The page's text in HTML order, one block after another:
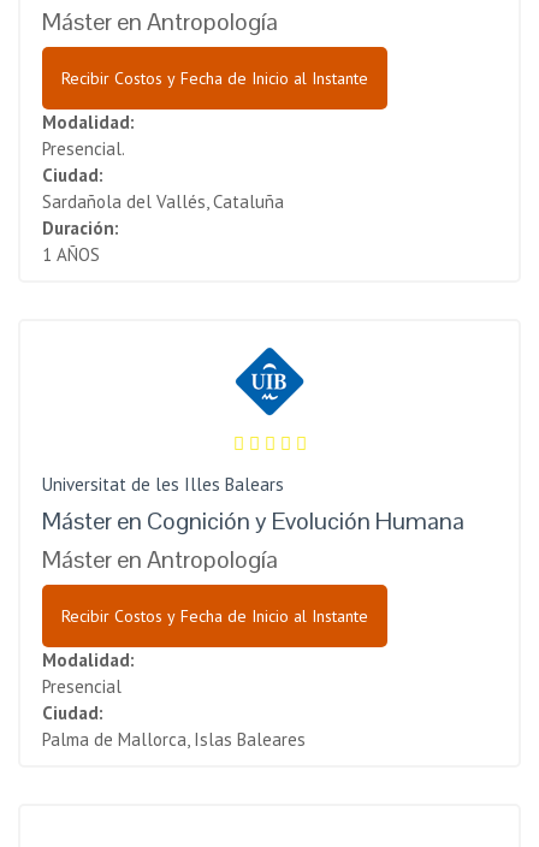
Máster en Antropología
Recibir Costos y Fecha de Inicio al Instante
Modalidad:
Presencial.
Ciudad:
Sardañola del Vallés, Cataluña
Duración:
1 AÑOS
Universitat de les Illes Balears
Máster en Cognición y Evolución Humana
Máster en Antropología
Recibir Costos y Fecha de Inicio al Instante
Modalidad:
Presencial
Ciudad:
Palma de Mallorca, Islas Baleares